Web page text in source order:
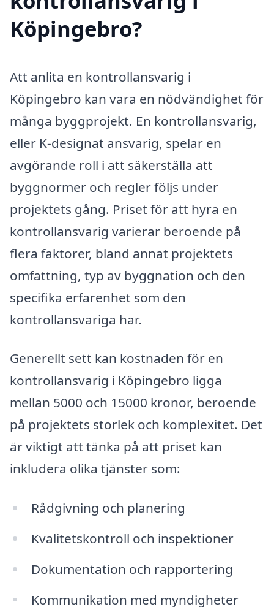
Köpingebro?
Att anlita en kontrollansvarig i
Köpingebro kan vara en nödvändighet för
många byggprojekt. En kontrollansvarig,
eller K-designat ansvarig, spelar en
avgörande roll i att säkerställa att
byggnormer och regler följs under
projektets gång. Priset för att hyra en
kontrollansvarig varierar beroende på
flera faktorer, bland annat projektets
omfattning, typ av byggnation och den
specifika erfarenhet som den
kontrollansvariga har.
Generellt sett kan kostnaden för en
kontrollansvarig i Köpingebro ligga
mellan 5000 och 15000 kronor, beroende
på projektets storlek och komplexitet. Det
är viktigt att tänka på att priset kan
inkludera olika tjänster som:
Rådgivning och planering
Kvalitetskontroll och inspektioner
Dokumentation och rapportering
Kommunikation med myndigheter